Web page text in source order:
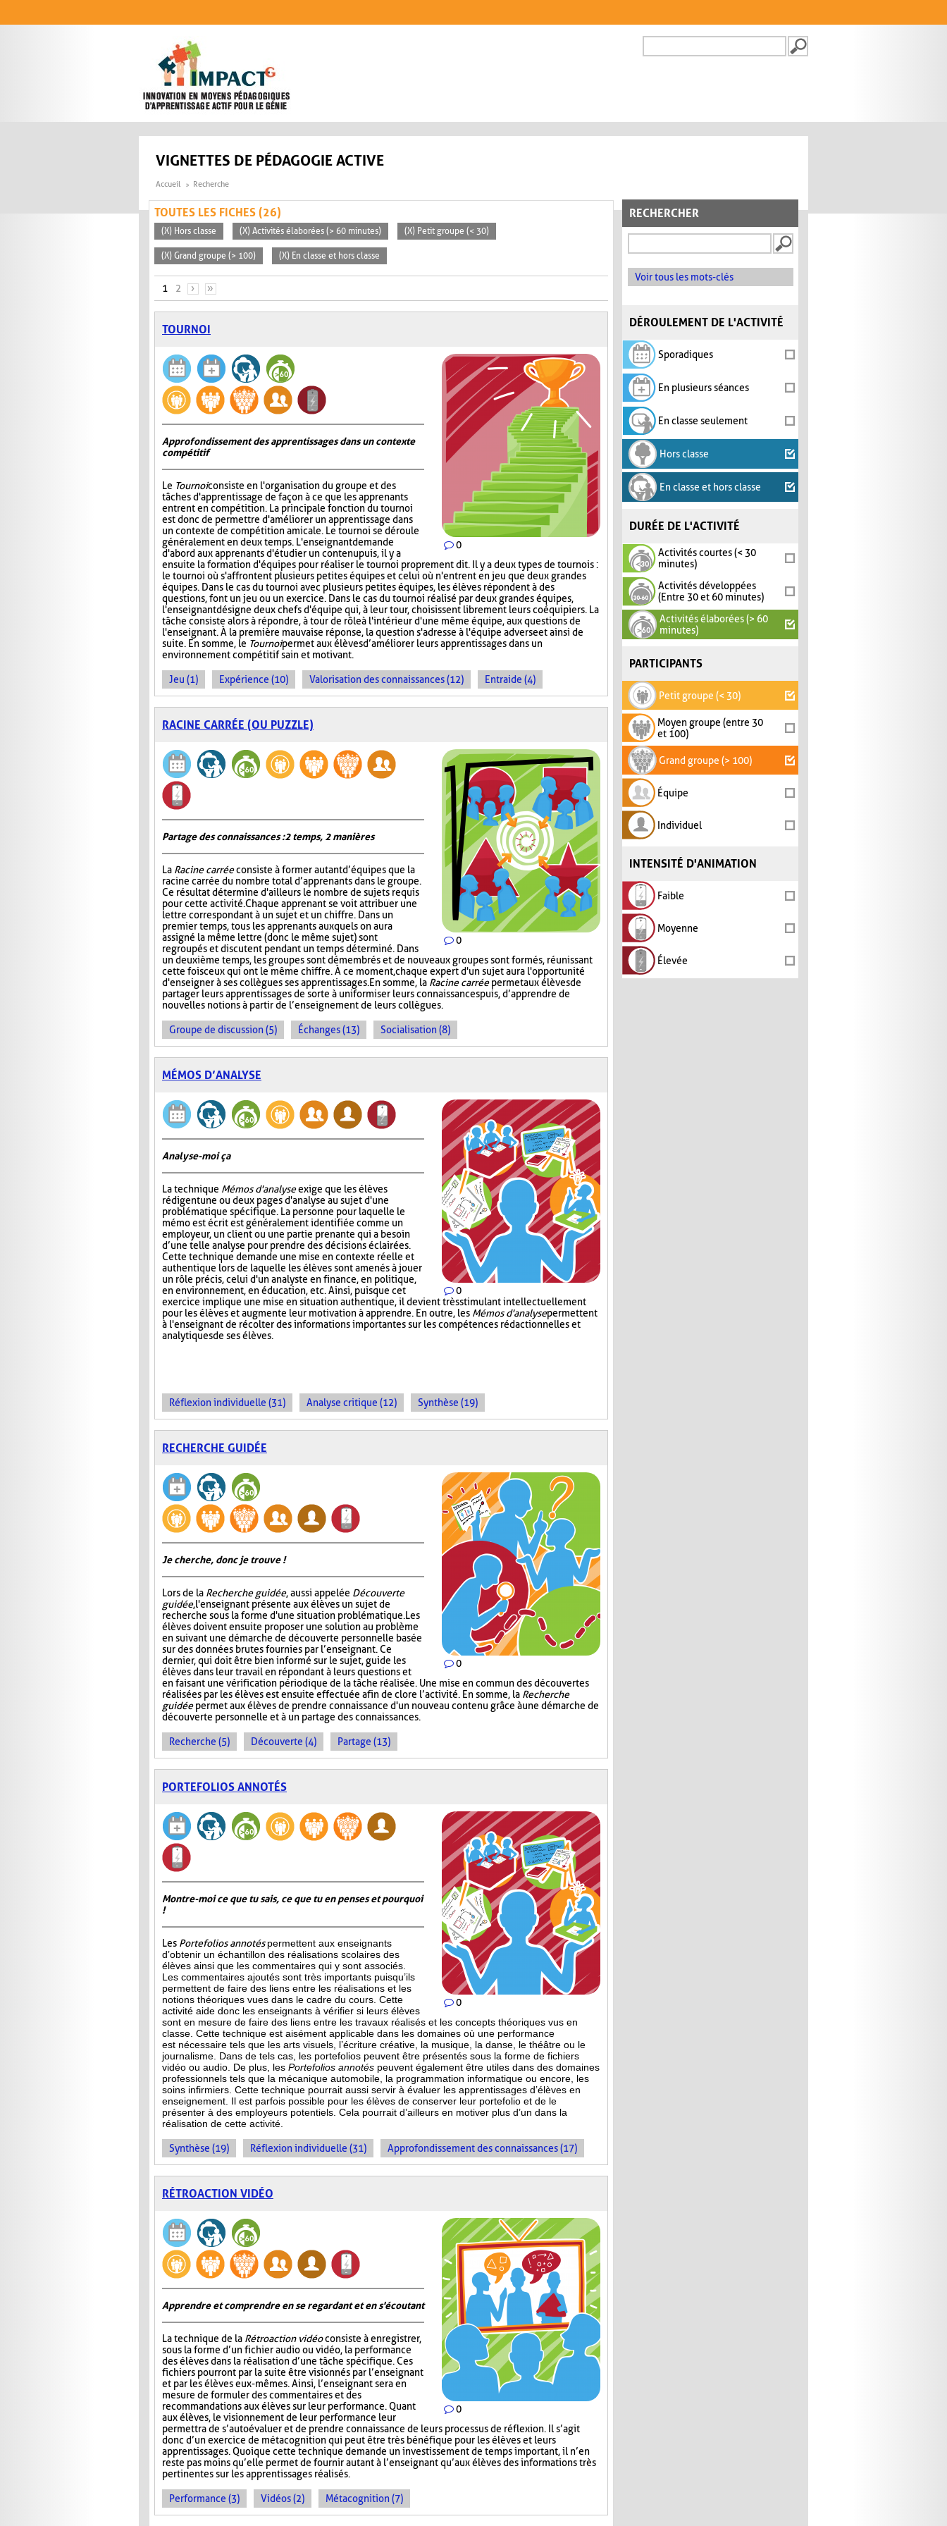
FORMULAIRE DE
VIGNETTES DE PÉDAGOGIE ACTIVE
Accueil Recherche
RECHERCHER
Voir tous les mots-clés
DÉROULEMENT DE L'ACTIVITÉ
Sporadiques
En plusieurs séances
En classe seulement
Hors classe
En classe et hors classe
DURÉE DE L'ACTIVITÉ
Activités courtes (< 30
minutes)
Activités développées
(Entre 30 et 60 minutes)
Activités élaborées (> 60
minutes)
PARTICIPANTS
Petit groupe (< 30)
Moyen groupe (entre 30
et 100)
Grand groupe (> 100)
Équipe
Individuel
INTENSITÉ D'ANIMATION
Faible
Moyenne
Élevée
TOUTES LES FICHES (26)
(X) Hors classe (X) Activités élaborées (> 60 minutes) (X) Petit groupe (< 30)
(X) Grand groupe (> 100) (X) En classe et hors classe
PAGES
1 2 › »
TOURNOI
0
Approfondissement des apprentissages dans un contexte
compétitif
Le Tournoiconsiste en l'organisation du groupe et des
tâches d'apprentissage de façon à ce que les apprenants
entrent en compétition. La principale fonction du tournoi
est donc de permettre d'améliorer un apprentissage dans
un contexte de compétition amicale. Le tournoi se déroule
généralement en deux temps. L'enseignant demande
d'abord aux apprenants d'étudier un contenu puis, il y a
ensuite la formation d'équipes pour réaliser le tournoi proprement dit. Il y a deux types de tournois :
le tournoi où s'affrontent plusieurs petites équipes et celui où n'entrent en jeu que deux grandes
équipes. Dans le cas du tournoi avec plusieurs petites équipes, les élèves répondent à des
questions, font un jeu ou un exercice. Dans le cas du tournoi réalisé par deux grandes équipes,
l'enseignant désigne deux chefs d'équipe qui, à leur tour, choisissent librement leurs coéquipiers. La
tâche consiste alors à répondre, à tour de rôle à l'intérieur d'une même équipe, aux questions de
l'enseignant. À la première mauvaise réponse, la question s'adresse à l'équipe adverse et ainsi de
suite. En somme, le Tournoipermet aux élèves d’améliorer leurs apprentissages dans un
environnement compétitif sain et motivant.
Jeu (1) Expérience (10) Valorisation des connaissances (12) Entraide (4)
RACINE CARRÉE (OU PUZZLE)
0
Partage des connaissances : 2 temps, 2 manières
La Racine carréeconsiste à former autant d’équipes que la
racine carrée du nombre total d’apprenants dans le groupe.
Ce résultat détermine d'ailleurs le nombre de sujets requis
pour cette activité. Chaque apprenant se voit attribuer une
lettre correspondant à un sujet et un chiffre. Dans un
premier temps, tous les apprenants auxquels on aura
assigné la même lettre (donc le même sujet) sont
regroupés et discutent pendant un temps déterminé. Dans
un deuxième temps, les groupes sont démembrés et de nouveaux groupes sont formés, réunissant
cette fois ceux qui ont le même chiffre. À ce moment, chaque expert d'un sujet aura l'opportunité
d'enseigner à ses collègues ses apprentissages. En somme, la Racine carréepermet aux élèves de
partager leurs apprentissages de sorte à uniformiser leurs connaissances puis, d’apprendre de
nouvelles notions à partir de l’enseignement de leurs collègues.
Groupe de discussion (5) Échanges (13) Socialisation (8)
MÉMOS D’ANALYSE
0
Analyse-moi ça
La technique Mémos d'analyseexige que les élèves
rédigent une ou deux pages d'analyse au sujet d'une
problématique spécifique. La personne pour laquelle le
mémo est écrit est généralement identifiée comme un
employeur, un client ou une partie prenante qui a besoin
d’une telle analyse pour prendre des décisions éclairées.
Cette technique demande une mise en contexte réelle et
authentique lors de laquelle les élèves sont amenés à jouer
un rôle précis, celui d'un analyste en finance, en politique,
en environnement, en éducation, etc. Ainsi, puisque cet
exercice implique une mise en situation authentique, il devient très stimulant intellectuellement
pour les élèves et augmente leur motivation à apprendre. En outre, les Mémos d'analysepermettent
à l'enseignant de récolter des informations importantes sur les compétences rédactionnelles et
analytiques de ses élèves.
Réflexion individuelle (31) Analyse critique (12) Synthèse (19)
RECHERCHE GUIDÉE
0
Je cherche, donc je trouve !
Lors de la Recherche guidée, aussi appelée Découverte
guidée, l'enseignant présente aux élèves un sujet de
recherche sous la forme d'une situation problématique. Les
élèves doivent ensuite proposer une solution au problème
en suivant une démarche de découverte personnelle basée
sur des données brutes fournies par l’enseignant. Ce
dernier, qui doit être bien informé sur le sujet, guide les
élèves dans leur travail en répondant à leurs questions et
en faisant une vérification périodique de la tâche réalisée. Une mise en commun des découvertes
réalisées par les élèves est ensuite effectuée afin de clore l’activité. En somme, la Recherche
guidéepermet aux élèves de prendre connaissance d'un nouveau contenu grâce à une démarche de
découverte personnelle et à un partage des connaissances.
Recherche (5) Découverte (4) Partage (13)
PORTEFOLIOS ANNOTÉS
0
Montre-moi ce que tu sais, ce que tu en penses et pourquoi
!
Les Portefolios annotés permettent aux enseignants
d’obtenir un échantillon des réalisations scolaires des
élèves ainsi que les commentaires qui y sont associés.
Les commentaires ajoutés sont très importants puisqu’ils
permettent de faire des liens entre les réalisations et les
notions théoriques vues dans le cadre du cours. Cette
activité aide donc les enseignants à vérifier si leurs élèves
sont en mesure de faire des liens entre les travaux réalisés et les concepts théoriques vus en
classe. Cette technique est aisément applicable dans les domaines où une performance
est nécessaire tels que les arts visuels, l’écriture créative, la musique, la danse, le théâtre ou le
journalisme. Dans de tels cas, les portefolios peuvent être présentés sous la forme de fichiers
vidéo ou audio. De plus, les Portefolios annotés peuvent également être utiles dans des domaines
professionnels tels que la mécanique automobile, la programmation informatique ou encore, les
soins infirmiers. Cette technique pourrait aussi servir à évaluer les apprentissages d’élèves en
enseignement. Il est parfois possible pour les élèves de conserver leur portefolio et de le
présenter à des employeurs potentiels. Cela pourrait d’ailleurs en motiver plus d’un dans la
réalisation de cette activité.
Synthèse (19) Réflexion individuelle (31) Approfondissement des connaissances (17)
RÉTROACTION VIDÉO
0
Apprendre et comprendre en se regardant et en s'écoutant
La technique de la Rétroaction vidéoconsiste à enregistrer,
sous la forme d’un fichier audio ou vidéo, la performance
des élèves dans la réalisation d’une tâche spécifique. Ces
fichiers pourront par la suite être visionnés par l’enseignant
et par les élèves eux-mêmes. Ainsi, l’enseignant sera en
mesure de formuler des commentaires et des
recommandations aux élèves sur leur performance. Quant
aux élèves, le visionnement de leur performance leur
permettra de s’autoévaluer et de prendre connaissance de leurs processus de réflexion. Il s’agit
donc d’un exercice de métacognition qui peut être très bénéfique pour les élèves et leurs
apprentissages. Quoique cette technique demande un investissement de temps important, il n’en
reste pas moins qu’elle permet de fournir autant à l’enseignant qu’aux élèves des informations très
pertinentes sur les apprentissages réalisés.
Performance (3) Vidéos (2) Métacognition (7)